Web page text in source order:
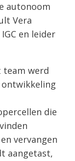
autonoom
Vera
en leider
team werd
die
vervangen
aangetast,